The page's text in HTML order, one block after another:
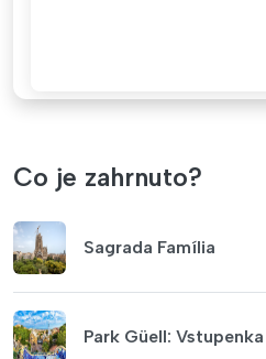
Co je zahrnuto?
Sagrada Família
Park Güell: Vstupenka